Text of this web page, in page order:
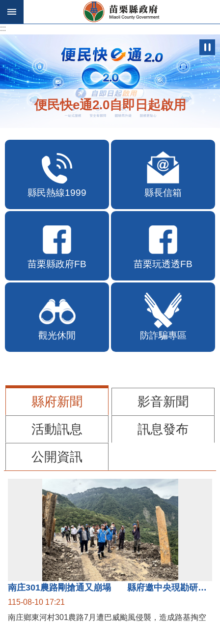
跳到主要內容區塊
:::
:::
便民快e通2.0自即日起啟用
縣民熱線1999 縣長信箱
苗栗縣政府FB 苗栗玩透透FB
觀光休閒 防詐騙專區
縣府新聞
影音新聞
活動訊息
訊息發布
公開資訊
南庄301農路剛搶通又崩塌 縣府邀中央現勘研議短中長期治理方案
115-08-10 17:21
南庄鄉東河村301農路7月遭巴威颱風侵襲，造成路基掏空